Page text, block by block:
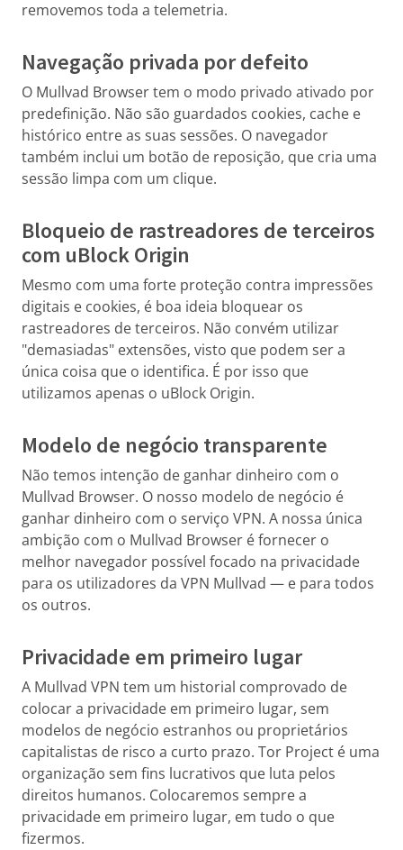
removemos toda a telemetria.
Navegação privada por defeito
O Mullvad Browser tem o modo privado ativado por
predefinição. Não são guardados cookies, cache e
histórico entre as suas sessões. O navegador
também inclui um botão de reposição, que cria uma
sessão limpa com um clique.
Bloqueio de rastreadores de terceiros
com uBlock Origin
Mesmo com uma forte proteção contra impressões
digitais e cookies, é boa ideia bloquear os
rastreadores de terceiros. Não convém utilizar
"demasiadas" extensões, visto que podem ser a
única coisa que o identifica. É por isso que
utilizamos apenas o uBlock Origin.
Modelo de negócio transparente
Não temos intenção de ganhar dinheiro com o
Mullvad Browser. O nosso modelo de negócio é
ganhar dinheiro com o serviço VPN. A nossa única
ambição com o Mullvad Browser é fornecer o
melhor navegador possível focado na privacidade
para os utilizadores da VPN Mullvad — e para todos
os outros.
Privacidade em primeiro lugar
A Mullvad VPN tem um historial comprovado de
colocar a privacidade em primeiro lugar, sem
modelos de negócio estranhos ou proprietários
capitalistas de risco a curto prazo. Tor Project é uma
organização sem fins lucrativos que luta pelos
direitos humanos. Colocaremos sempre a
privacidade em primeiro lugar, em tudo o que
fizermos.